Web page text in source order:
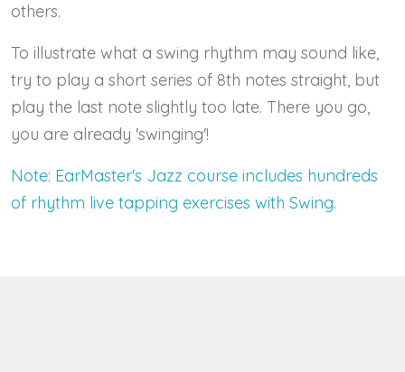
others.
To illustrate what a swing rhythm may sound like,
try to play a short series of 8th notes straight, but
play the last note slightly too late. There you go,
you are already 'swinging'!
Note: EarMaster's Jazz course includes hundreds
of rhythm live tapping exercises with Swing.